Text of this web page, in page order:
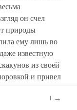
он счел
природы
ему лишь во
известную
из своей
и привел
I →